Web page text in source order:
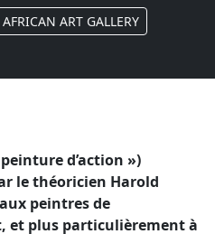
ART GALLERY
d’action »)
le théoricien Harold
peintres de
et plus particulièrement à